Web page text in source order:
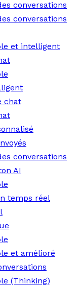
conversations
conversations
et intelligent
chat
conversations
AI
temps réel
et amélioré
(Thinking)